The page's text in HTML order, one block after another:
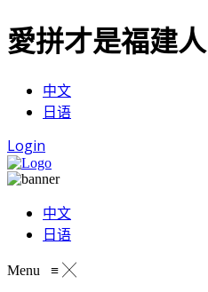
愛拼才是福建人
中文
日语
Login
中文
日语
Menu ≡ ╳